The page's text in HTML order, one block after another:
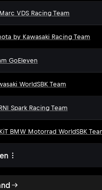
VDS Racing Team
by Kawasaki Racing Team
GoEleven
WorldSBK Team
Spark Racing Team
BMW Motorrad WorldSBK